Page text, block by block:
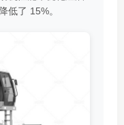
低了 15%。